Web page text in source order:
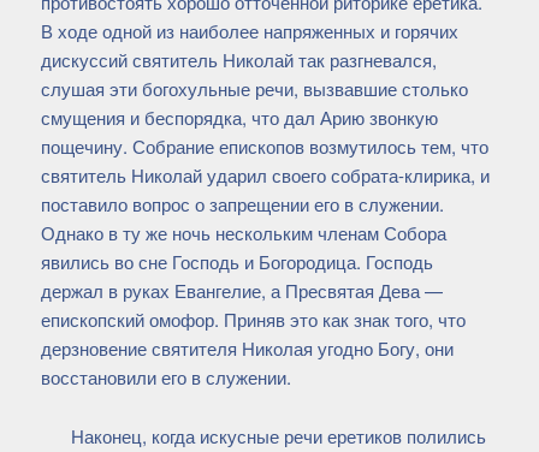
В ходе одной из наиболее напряженных и горячих
дискуссий святитель Николай так разгневался,
слушая эти богохульные речи, вызвавшие столько
смущения и беспорядка, что дал Арию звонкую
пощечину. Собрание епископов возмутилось тем, что
святитель Николай ударил своего собрата-клирика, и
поставило вопрос о запрещении его в служении.
Однако в ту же ночь нескольким членам Собора
явились во сне Господь и Богородица. Господь
держал в руках Евангелие, а Пресвятая Дева —
епископский омофор. Приняв это как знак того, что
дерзновение святителя Николая угодно Богу, они
восстановили его в служении.
Наконец, когда искусные речи еретиков полились